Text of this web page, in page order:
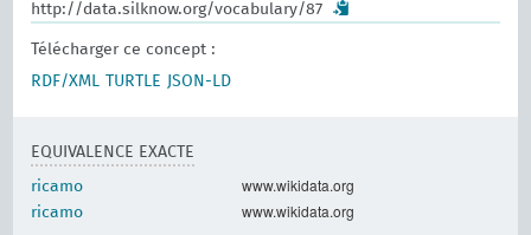
http://data.silknow.org/vocabulary/87
Télécharger ce concept :
RDF/XML
TURTLE JSON-LD
EQUIVALENCE EXACTE
ricamo www.wikidata.org
ricamo www.wikidata.org